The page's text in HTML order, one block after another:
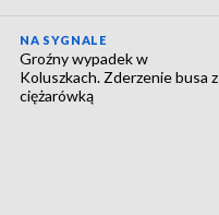
NA SYGNALE
Groźny wypadek w
Koluszkach. Zderzenie busa z
ciężarówką